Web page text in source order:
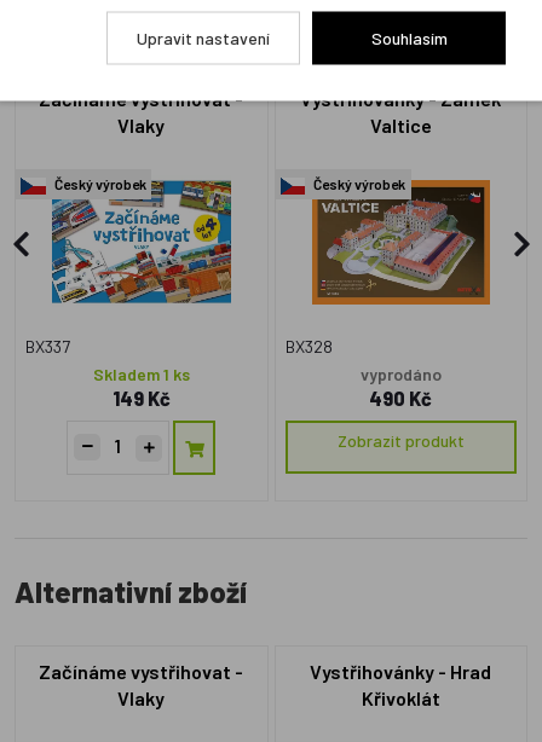
Zboží se stejným motivem
Začínáme vystřihovat -
Vlaky
Český výrobek
BX337
Skladem 1 ks
149 Kč
Vystřihovánky - Zámek
Valtice
Český výrobek
BX328
vyprodáno
490 Kč
Zobrazit produkt
Alternativní zboží
Začínáme vystřihovat -
Vlaky
Vystřihovánky - Hrad
Křivoklát
Upravit nastavení Souhlasím